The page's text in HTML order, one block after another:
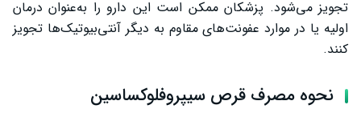
تجویز می‌شود. پزشکان ممکن است این دارو را به‌عنوان درمان
اولیه یا در موارد عفونت‌های مقاوم به دیگر آنتی‌بیوتیک‌ها تجویز
کنند.
نحوه مصرف قرص سیپروفلوکساسین